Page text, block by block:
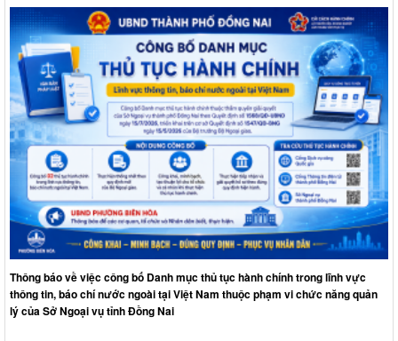
Thông báo về việc công bố Danh mục thủ tục hành chính trong lĩnh vực
thông tin, báo chí nước ngoài tại Việt Nam thuộc phạm vi chức năng quản
lý của Sở Ngoại vụ tỉnh Đồng Nai